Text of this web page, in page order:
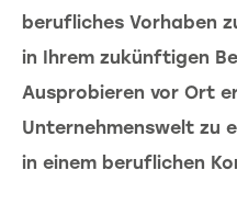
berufliches Vorhaben
in Ihrem zukünftigen
Ausprobieren vor Ort
Unternehmenswelt zu
in einem beruflichen